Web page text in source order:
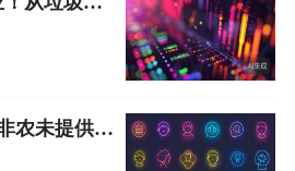
Nick Timiraos：7月非农未提供明确信号 通胀成加息关键变量